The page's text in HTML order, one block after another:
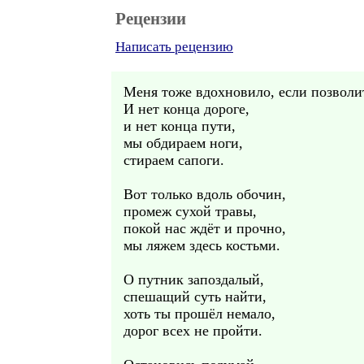
Рецензии
Написать рецензию
Меня тоже вдохновило, если
И нет конца дороге,
и нет конца пути,
мы обдираем ноги,
стираем сапоги.
Вот только вдоль обочин,
промеж сухой травы,
покой нас ждёт и прочно,
мы ляжем здесь костьми.
О путник запоздалый,
спешащий суть найти,
хоть ты прошёл немало,
дорог всех не пройти.